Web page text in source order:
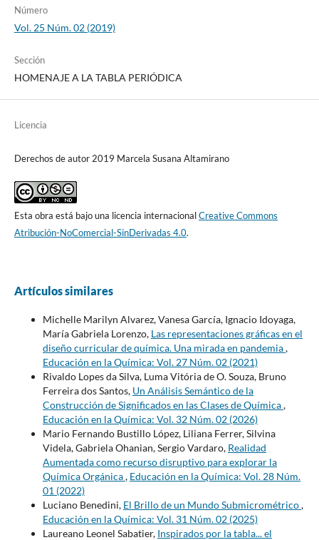
Número
Vol. 25 Núm. 02 (2019)
Sección
HOMENAJE A LA TABLA PERIÓDICA
Licencia
Derechos de autor 2019 Marcela Susana Altamirano
Esta obra está bajo una licencia internacionalCreative Commons
Atribución-NoComercial-SinDerivadas 4.0.
Artículos similares
Michelle Marilyn Alvarez, Vanesa García, Ignacio Idoyaga,
María Gabriela Lorenzo, Las representaciones gráficas en el
diseño curricular de química. Una mirada en pandemia,
Educación en la Química: Vol. 27 Núm. 02 (2021)
Rivaldo Lopes da Silva, Luma Vitória de O. Souza, Bruno
Ferreira dos Santos, Un Análisis Semántico de la
Construcción de Significados en las Clases de Química,
Educación en la Química: Vol. 32 Núm. 02 (2026)
Mario Fernando Bustillo López, Liliana Ferrer, Silvina
Videla, Gabriela Ohanian, Sergio Vardaro, Realidad
Aumentada como recurso disruptivo para explorar la
Química Orgánica, Educación en la Química: Vol. 28 Núm.
01 (2022)
Luciano Benedini, El Brillo de un Mundo Submicrométrico,
Educación en la Química: Vol. 31 Núm. 02 (2025)
Laureano Leonel Sabatier, Inspirados por la tabla... el